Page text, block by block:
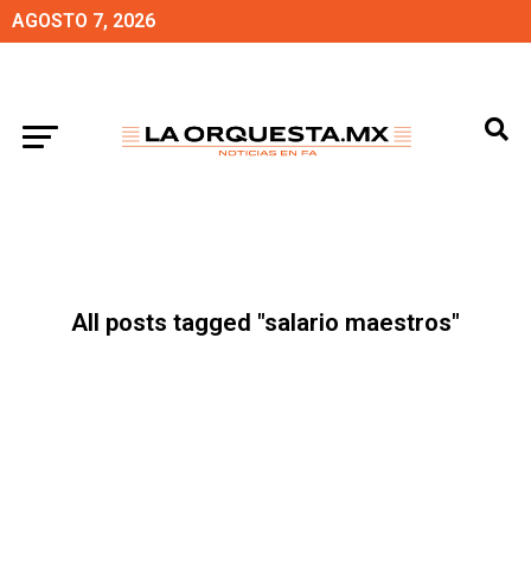
AGOSTO 7, 2026
All posts tagged "salario maestros"